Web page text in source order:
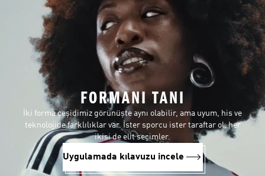
FORMANI TANI
İki forma çeşidimiz görünüşte aynı olabilir, ama uyum, his ve
teknolojide farklılıklar var. İster sporcu ister taraftar ol, her
ikisi de elit seçimler.
Uygulamada kılavuzu incele